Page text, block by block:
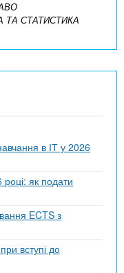
ТА СТАТИСТИКА
в ІТ у 2026
як подати
ECTS з
вступі до